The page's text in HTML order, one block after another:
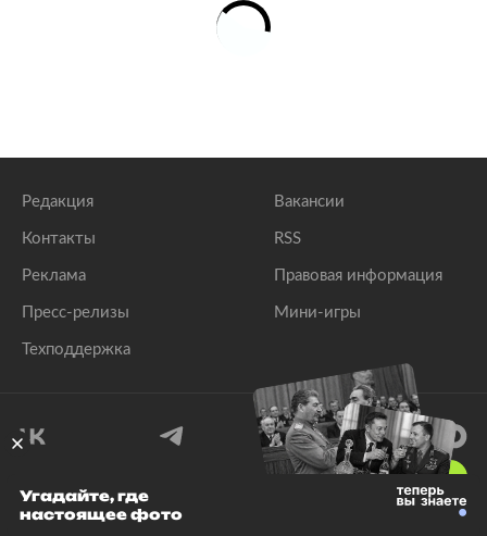
Редакция
Контакты
Реклама
Пресс-релизы
Техподдержка
Вакансии
RSS
Правовая информация
Мини-игры
© 1999–2026 Все права защищены.
Угадайте, где
настоящее фото